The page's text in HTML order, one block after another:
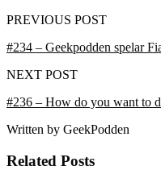
PREVIOUS POST
#234 – Geekpodden spelar
NEXT POST
#236 – How do you want to
Written by GeekPodden
Related Posts